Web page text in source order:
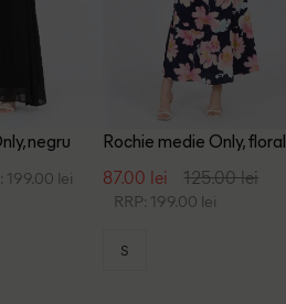
negru
199.00 lei
Rochie medie Only, floral
87.00 lei 125.00 lei
RRP: 199.00 lei
S